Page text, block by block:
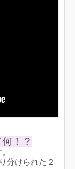
！？
分けられた２